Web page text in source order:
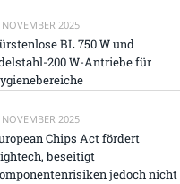
2025
BL 750 W und
200 W-Antriebe für
2025
Chips Act fördert
beseitigt
jedoch nicht